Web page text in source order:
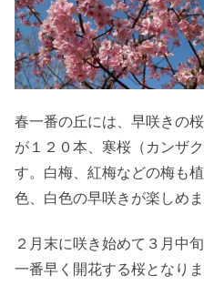
春一番の丘には、早咲きの
が１２０本、寒桜（カンザ
す。白梅、紅梅などの梅も
色、白色の早咲きが楽しめま
２月末に咲き始めて３月中
一番早く開花する桜となりま